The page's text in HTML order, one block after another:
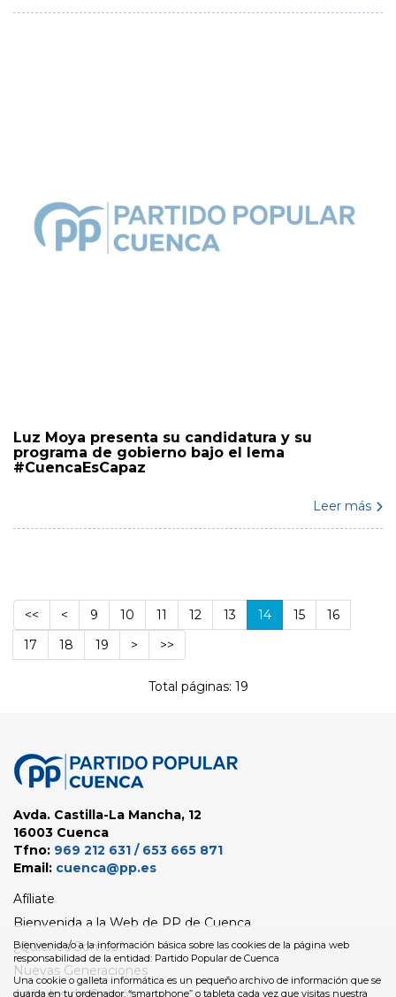
Luz Moya presenta su candidatura y su
programa de gobierno bajo el lema
#CuencaEsCapaz
Leer más
<< < 9 10 11 12 13 14 15
16
17
18 19 > >>
Total páginas: 19
Avda. Castilla-La Mancha, 12
16003 Cuenca
Tfno: 969 212 631 / 653 665 871
Email: cuenca@pp.es
Afíliate
Bienvenida a la Web de PP de Cuenca
¿Quienes Somos?
Nuevas Generaciones
Bienvenida/o a la información básica sobre las cookies de la página web
responsabilidad de la entidad: Partido Popular de Cuenca
Una cookie o galleta informática es un pequeño archivo de información que se
guarda en tu ordenador, “smartphone” o tableta cada vez que visitas nuestra